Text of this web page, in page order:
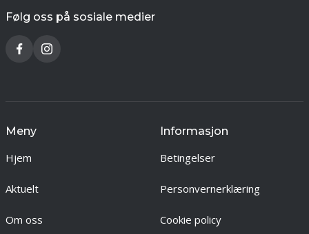
Følg oss på sosiale medier
Meny
Hjem
Aktuelt
Om oss
Informasjon
Betingelser
Personvernerklæring
Cookie policy